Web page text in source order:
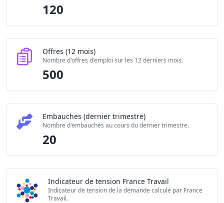
120
Offres (12 mois)
Nombre d'offres d'emploi sur les 12 derniers mois.
500
Embauches (dernier trimestre)
Nombre d'embauches au cours du dernier trimestre.
20
Indicateur de tension France Travail
Indicateur de tension de la demande calculé par France
Travail.